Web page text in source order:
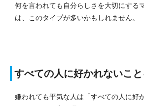
何を言われても自分らしさを大切にする
は、このタイプが多いかもしれません。
すべての人に好かれないこ
嫌われても平気な人は「すべての人に好